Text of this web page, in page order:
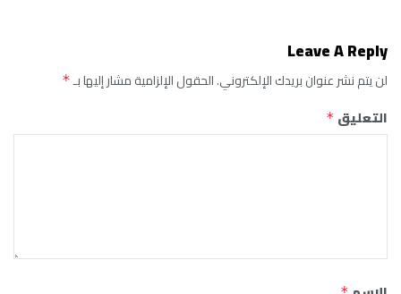
Leave A Reply
لن يتم نشر عنوان بريدك الإلكتروني.الحقول الإلزامية مشار إليها بـ*
التعليق *